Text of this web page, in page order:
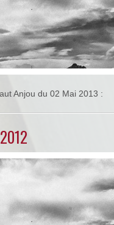
Anjou du 02 Mai 2013 :